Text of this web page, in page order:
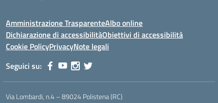
Amministrazione TrasparenteAlbo online
Dichiarazione di accessibilitàObiettivi di accessibilità
Cookie PolicyPrivacyNote legali
Seguici su:
Via Lombardi, n.4 – 89024 Polistena (RC)